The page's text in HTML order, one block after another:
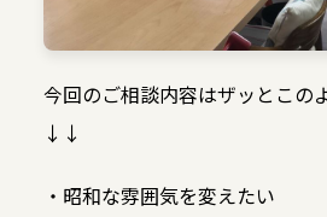
今回のご相談内容はザッとこの
↓↓
・昭和な雰囲気を変えたい